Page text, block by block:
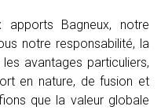
Bagneux, notre
notre responsabilité, la
avantages particuliers,
en nature, de fusion et
que la valeur globale